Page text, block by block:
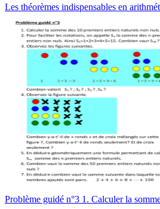
Les théorèmes indispensables en
Problème guidé n°3 1. Calculer la